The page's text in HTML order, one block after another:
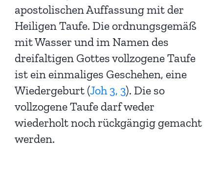
apostolischen Auffassung mit der
Heiligen Taufe. Die ordnungsgemäß
mit Wasser und im Namen des
dreifaltigen Gottes vollzogene Taufe
ist ein einmaliges Geschehen, eine
Wiedergeburt (Joh 3, 3). Die so
vollzogene Taufe darf weder
wiederholt noch rückgängig gemacht
werden.